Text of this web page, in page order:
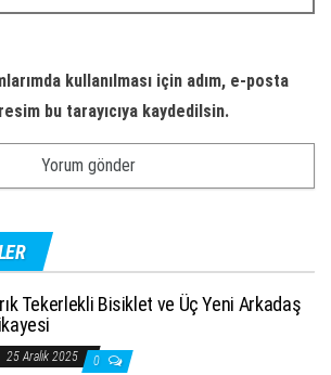
kullanılması için adım, e-posta
bu tarayıcıya kaydedilsin.
Tekerlekli Bisiklet ve Üç Yeni Arkadaş
25 Aralık 2025 0